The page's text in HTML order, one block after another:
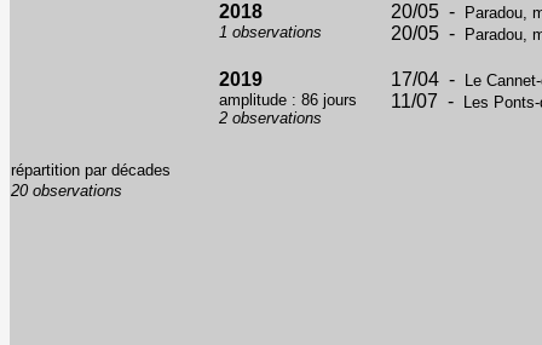
2018
1 observations
20/05 - Paradou,
20/05 - Paradou,
2019
amplitude : 86 jours
2 observations
17/04 - Le
11/07 - Les
répartition par décades
20 observations